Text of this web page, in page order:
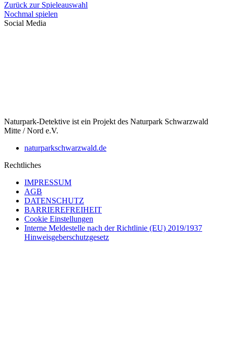
Zurück zur Spieleauswahl
Nochmal spielen
Social Media
Naturpark-Detektive ist ein Projekt des Naturpark Schwarzwald
Mitte / Nord e.V.
naturparkschwarzwald.de
Rechtliches
IMPRESSUM
AGB
DATENSCHUTZ
BARRIEREFREIHEIT
Cookie Einstellungen
Interne Meldestelle nach der Richtlinie (EU) 2019/1937
Hinweisgeberschutzgesetz